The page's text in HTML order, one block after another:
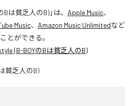
Bは貧乏人のB)」は、 Apple Music、
Music、 Amazon Music Unlimitedなど
とができる。
(B-BOYのBは貧乏人のB)